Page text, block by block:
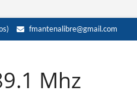
fmantenalibre@gmail.com
Mhz